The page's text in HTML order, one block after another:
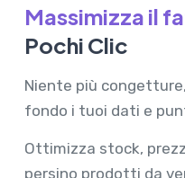
Massimizza il
Pochi Clic
Niente più
fondo i tuoi dati e
Ottimizza stock,
persino prodotti da